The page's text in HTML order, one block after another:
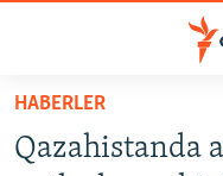
Esas
qaytmaq
HABERLER
SİYASET
HABERLER
Qazahistanda